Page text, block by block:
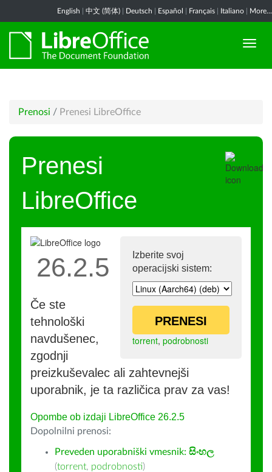
English 中文 (简体) Deutsch Español Français Italiano More...
Prenosi / Prenesi LibreOffice
Prenesi
LibreOffice
Izberite svoj
operacijski sistem:
PRENESI
torrent, podrobnosti
26.2.5
Če ste
tehnološki
navdušenec,
zgodnji
preizkuševalec ali zahtevnejši
uporabnik, je ta različica prav za vas!
Opombe ob izdaji LibreOffice 26.2.5
Dopolnilni prenosi:
Preveden uporabniški vmesnik: සිංහල
(torrent, podrobnosti)